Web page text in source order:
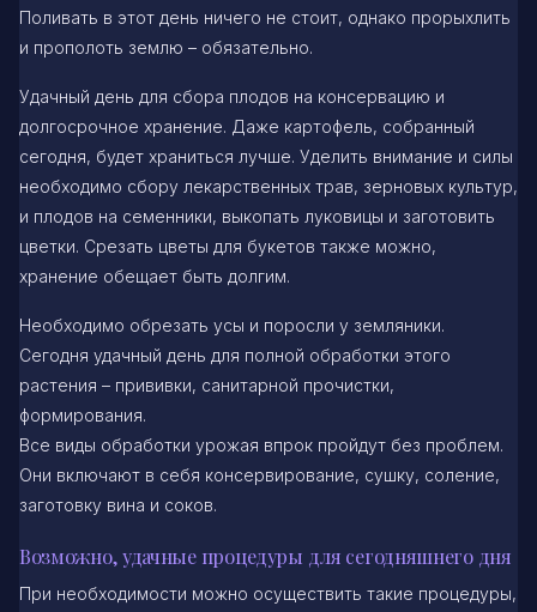
Поливать в этот день ничего не стоит, однако прорыхлить
и прополоть землю – обязательно.
Удачный день для сбора плодов на консервацию и
долгосрочное хранение. Даже картофель, собранный
сегодня, будет храниться лучше. Уделить внимание и силы
необходимо сбору лекарственных трав, зерновых культур,
и плодов на семенники, выкопать луковицы и заготовить
цветки. Срезать цветы для букетов также можно,
хранение обещает быть долгим.
Необходимо обрезать усы и поросли у земляники.
Сегодня удачный день для полной обработки этого
растения – прививки, санитарной прочистки,
формирования.
Все виды обработки урожая впрок пройдут без проблем.
Они включают в себя консервирование, сушку, соление,
заготовку вина и соков.
Возможно, удачные процедуры для сегодняшнего дня
При необходимости можно осуществить такие процедуры,